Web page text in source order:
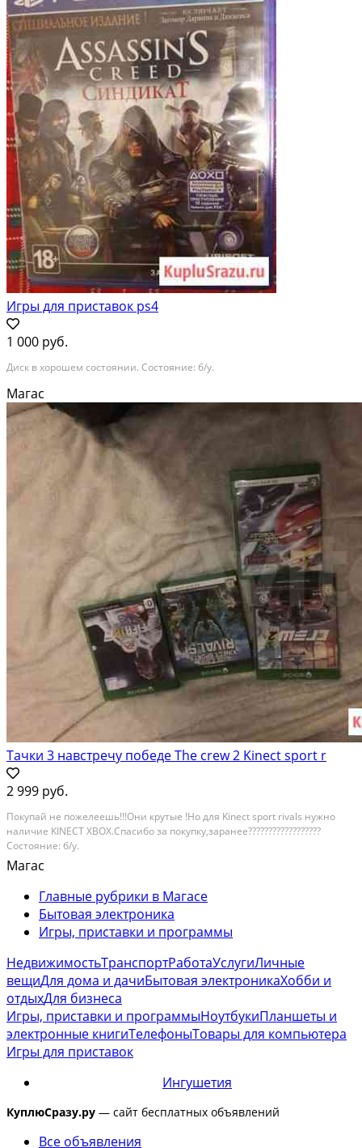
Игры для приставок ps4
1 000 руб.
Диск в хорошем состоянии. Состояние: б/у.
Магас
Тачки 3 навстречу победе The crew 2 Kinect sport r
2 999 руб.
Покупай не пожелеешь!!!Они крутые !Но для Kinect sport rivals нужно
наличие KINECT XBOX.Спасибо за покупку,заранее??????????????????
Состояние: б/у.
Магас
Главные рубрики в Магасе
Бытовая электроника
Игры, приставки и программы
НедвижимостьТранспортРаботаУслугиЛичные
вещиДля дома и дачиБытовая электроникаХобби и
отдыхДля бизнеса
Игры, приставки и программыНоутбукиПланшеты и
электронные книгиТелефоныТовары для компьютера
Игры для приставок
Ингушетия
КуплюСразу.ру — сайт бесплатных объявлений
Все объявления